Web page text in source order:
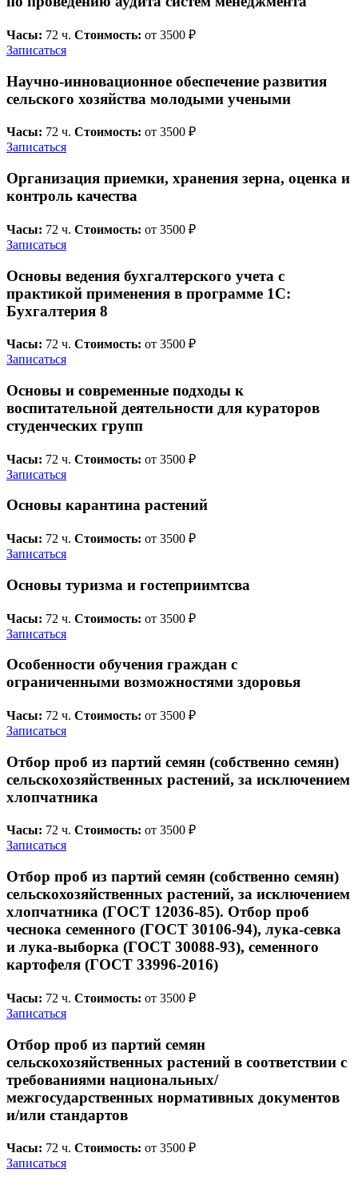
Часы: 72 ч. Стоимость: от 3500 ₽
Записаться
Научно-инновационное обеспечение развития
сельского хозяйства молодыми учеными
Часы: 72 ч. Стоимость: от 3500 ₽
Записаться
Организация приемки, хранения зерна, оценка и
контроль качества
Часы: 72 ч. Стоимость: от 3500 ₽
Записаться
Основы ведения бухгалтерского учета с
практикой применения в программе 1C:
Бухгалтерия 8
Часы: 72 ч. Стоимость: от 3500 ₽
Записаться
Основы и современные подходы к
воспитательной деятельности для кураторов
студенческих групп
Часы: 72 ч. Стоимость: от 3500 ₽
Записаться
Основы карантина растений
Часы: 72 ч. Стоимость: от 3500 ₽
Записаться
Основы туризма и гостеприимтсва
Часы: 72 ч. Стоимость: от 3500 ₽
Записаться
Особенности обучения граждан с
ограниченными возможностями здоровья
Часы: 72 ч. Стоимость: от 3500 ₽
Записаться
Отбор проб из партий семян (собственно семян)
сельскохозяйственных растений, за исключением
хлопчатника
Часы: 72 ч. Стоимость: от 3500 ₽
Записаться
Отбор проб из партий семян (собственно семян)
сельскохозяйственных растений, за исключением
хлопчатника (ГОСТ 12036-85). Отбор проб
чеснока семенного (ГОСТ 30106-94), лука-севка
и лука-выборка (ГОСТ 30088-93), семенного
картофеля (ГОСТ 33996-2016)
Часы: 72 ч. Стоимость: от 3500 ₽
Записаться
Отбор проб из партий семян
сельскохозяйственных растений в соответствии с
требованиями национальных/
межгосударственных нормативных документов
и/или стандартов
Часы: 72 ч. Стоимость: от 3500 ₽
Записаться